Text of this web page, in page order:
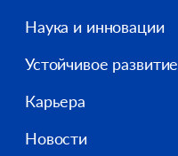
Наука и инновации
Устойчивое развитие
Карьера
Новости